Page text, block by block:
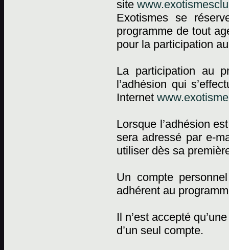
site
Exotismes se
programme de tout
pour la participation
La participation au
l’adhésion qui
Internet
Lorsque l’adhésion
sera adressé par e-
utiliser dès sa
Un compte
adhérent au
Il n’est accepté
d’un seul compte.